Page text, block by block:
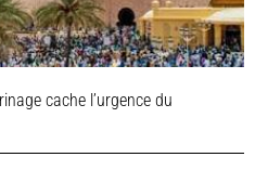
cache l’urgence du